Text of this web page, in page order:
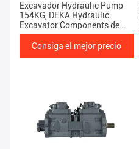
Excavador Hydraulic Pump
154KG, DEKA Hydraulic
Excavator Components de
ZX450-1 Hitachi
Consiga el mejor precio